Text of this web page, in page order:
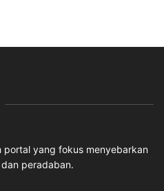
portal yang fokus menyebarkan
peradaban.